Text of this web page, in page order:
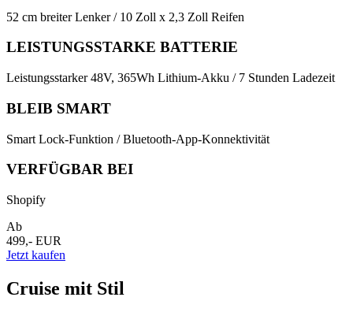
52 cm breiter Lenker / 10 Zoll x 2,3 Zoll Reifen
LEISTUNGSSTARKE BATTERIE
Leistungsstarker 48V, 365Wh Lithium-Akku / 7 Stunden Ladezeit
BLEIB SMART
Smart Lock-Funktion / Bluetooth-App-Konnektivität
VERFÜGBAR BEI
Shopify
Ab
499,- EUR
Jetzt kaufen
Cruise mit Stil